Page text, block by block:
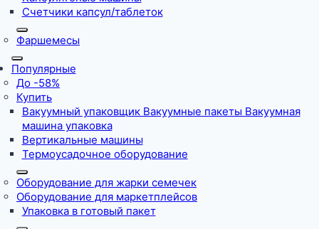
Счетчики капсул/таблеток
Фаршемесы
Популярные
До -58%
Купить
Вакуумный упаковщик Вакуумные пакеты Вакуумная
машина упаковка
Вертикальные машины
Термоусадочное оборудование
Оборудование для жарки семечек
Оборудование для маркетплейсов
Упаковка в готовый пакет